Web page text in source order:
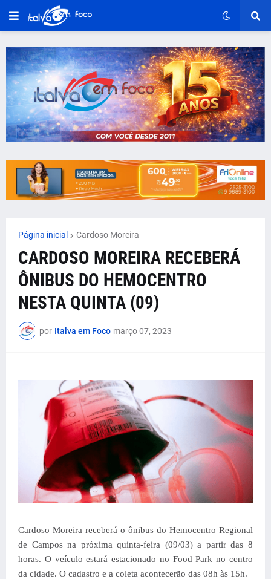
Página inicial Cardoso Moreira
CARDOSO MOREIRA RECEBERÁ
ÔNIBUS DO HEMOCENTRO
NESTA QUINTA (09)
por Italva em Foco março 07, 2023
Cardoso Moreira receberá o ônibus do Hemocentro Regional
de Campos na próxima quinta-feira (09/03) a partir das 8
horas. O veículo estará estacionado no Food Park no centro
da cidade. O cadastro e a coleta acontecerão das 08h às 15h.